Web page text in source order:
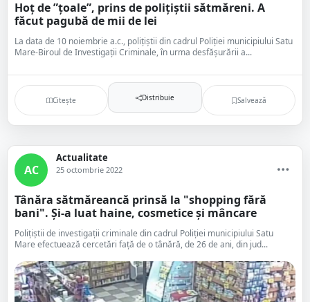
Hoț de ”țoale”, prins de polițiștii sătmăreni. A
făcut pagubă de mii de lei
La data de 10 noiembrie a.c., polițiștii din cadrul Poliției municipiului Satu
Mare-Biroul de Investigații Criminale, în urma desfășurării a...
Citește Distribuie Salvează
AC
Actualitate
25 octombrie 2022
Tânăra sătmăreancă prinsă la "shopping fără
bani". Și-a luat haine, cosmetice și mâncare
Polițiștii de investigații criminale din cadrul Poliției municipiului Satu
Mare efectuează cercetări față de o tânără, de 26 de ani, din jud...